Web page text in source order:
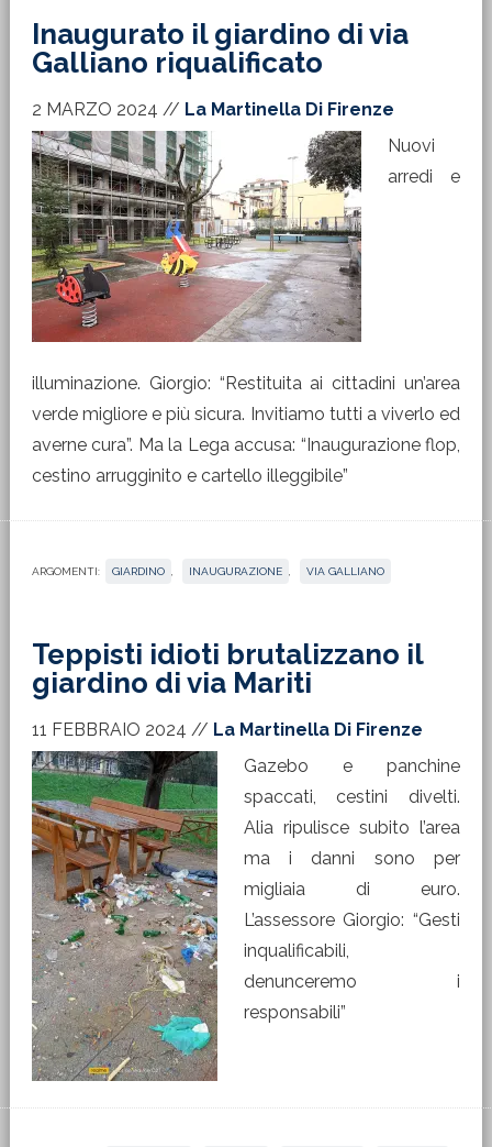
Inaugurato il giardino di via
Galliano riqualificato
2 MARZO 2024 // La Martinella Di Firenze
Nuovi
arredi e
illuminazione. Giorgio: “Restituita ai cittadini un’area
verde migliore e più sicura. Invitiamo tutti a viverlo ed
averne cura”. Ma la Lega accusa: “Inaugurazione flop,
cestino arrugginito e cartello illeggibile”
ARGOMENTI: GIARDINO INAUGURAZIONE VIA GALLIANO
Teppisti idioti brutalizzano il
giardino di via Mariti
11 FEBBRAIO 2024 // La Martinella Di Firenze
Gazebo e panchine
spaccati, cestini divelti.
Alia ripulisce subito l’area
ma i danni sono per
migliaia di euro.
L’assessore Giorgio: “Gesti
inqualificabili,
denunceremo i
responsabili”